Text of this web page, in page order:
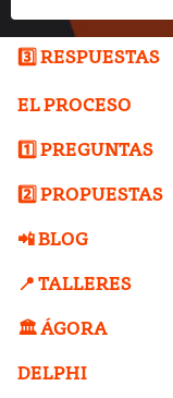
3️⃣ RESPUESTAS
EL PROCESO
1️⃣ PREGUNTAS
2️⃣ PROPUESTAS
📲 BLOG
📍 TALLERES
🏛️ ÁGORA
DELPHI